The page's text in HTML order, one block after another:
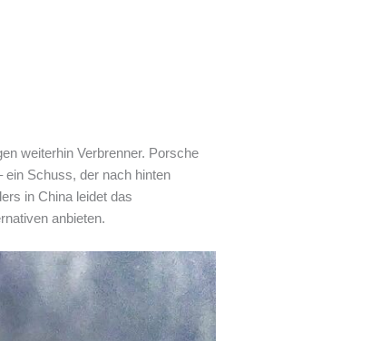
weiterhin Verbrenner. Porsche
ein Schuss, der nach hinten
in China leidet das
anbieten.